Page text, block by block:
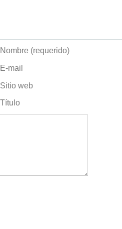
Nombre (requerido)
E-mail
Sitio web
Título